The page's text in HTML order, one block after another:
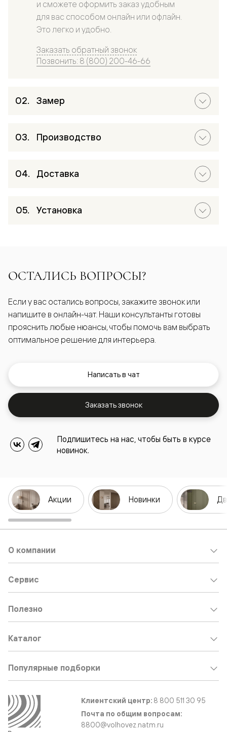
и сможете оформить заказ удобным
для вас способом онлайн или офлайн.
Это легко и удобно.
Заказать обратный звонок
Позвонить: 8 (800) 200-46-66
Замер
Производство
Доставка
Установка
ОСТАЛИСЬ ВОПРОСЫ?
Если у вас остались вопросы, закажите звонок или
напишите в онлайн-чат. Наши консультанты готовы
прояснить любые нюансы, чтобы помочь вам выбрать
оптимальное решение для интерьера.
Написать в чат
Заказать звонок
Подпишитесь на нас, чтобы быть в курсе
новинок.
Акции Новинки
О компании
Сервис
Полезно
Каталог
Популярные подборки
Клиентский центр: 8 800 511 30 95
Почта по общим вопросам:
8800@volhovez.natm.ru